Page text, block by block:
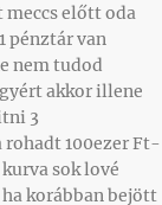
meccs előtt oda
pénztár van
nem tudod
akkor illene
3
rohadt 100ezer Ft-
sok lové
korábban bejött